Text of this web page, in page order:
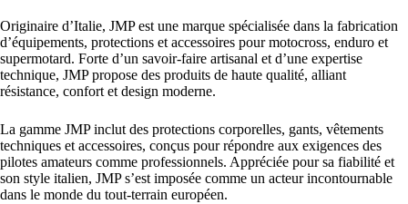
Originaire d’Italie, JMP est une marque spécialisée dans la fabrication
d’équipements, protections et accessoires pour motocross, enduro et
supermotard. Forte d’un savoir-faire artisanal et d’une expertise
technique, JMP propose des produits de haute qualité, alliant
résistance, confort et design moderne.
La gamme JMP inclut des protections corporelles, gants, vêtements
techniques et accessoires, conçus pour répondre aux exigences des
pilotes amateurs comme professionnels. Appréciée pour sa fiabilité et
son style italien, JMP s’est imposée comme un acteur incontournable
dans le monde du tout-terrain européen.